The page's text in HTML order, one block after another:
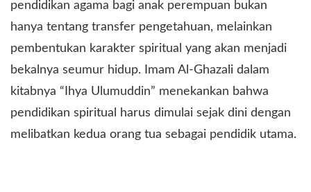
pendidikan agama bagi anak perempuan bukan
hanya tentang transfer pengetahuan, melainkan
pembentukan karakter spiritual yang akan menjadi
bekalnya seumur hidup. Imam Al-Ghazali dalam
kitabnya “Ihya Ulumuddin” menekankan bahwa
pendidikan spiritual harus dimulai sejak dini dengan
melibatkan kedua orang tua sebagai pendidik utama.